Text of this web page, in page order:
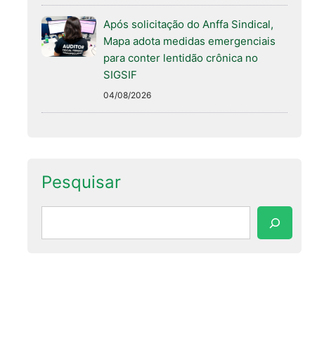
Após solicitação do Anffa Sindical,
Mapa adota medidas emergenciais
para conter lentidão crônica no
SIGSIF
04/08/2026
Pesquisar